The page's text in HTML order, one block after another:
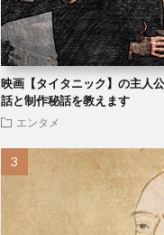
映画【タイタニック】の主人
話と制作秘話を教えます
エンタメ